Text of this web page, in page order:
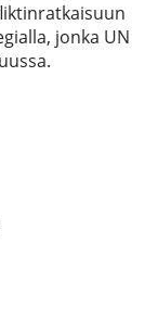
jonka UN